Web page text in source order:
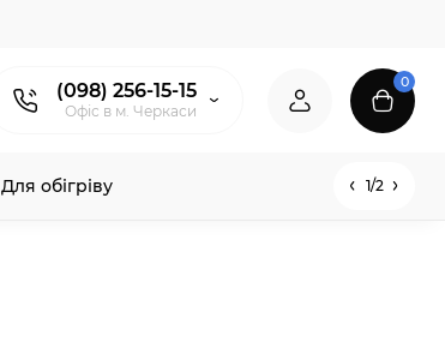
(098) 256-15-15
Офіс в м. Черкаси
0
Для обігріву 1/2